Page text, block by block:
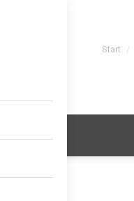
Sie
Start